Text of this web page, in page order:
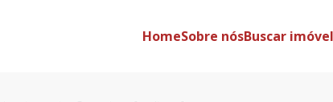
HomeSobre nósBuscar imóvel